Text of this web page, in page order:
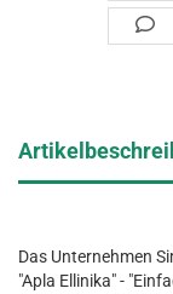
Das Unternehmen
"Apla Ellinika" -